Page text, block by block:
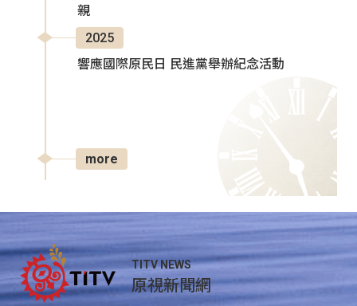
親
2025
響應國際原民日 民進黨舉辦紀念活動
more
TITV NEWS
原視新聞網